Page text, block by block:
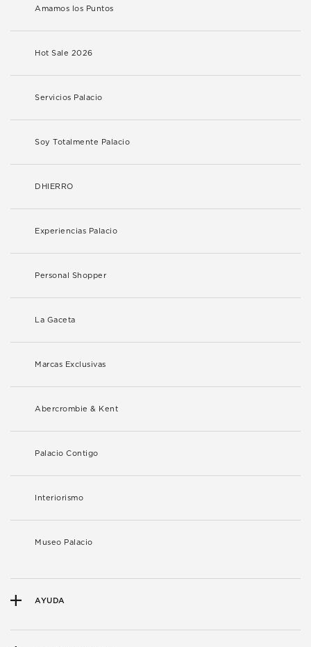
Amamos los Puntos
Hot Sale 2026
Servicios Palacio
Soy Totalmente Palacio
DHIERRO
Experiencias Palacio
Personal Shopper
La Gaceta
Marcas Exclusivas
Abercrombie & Kent
Palacio Contigo
Interiorismo
Museo Palacio
AYUDA